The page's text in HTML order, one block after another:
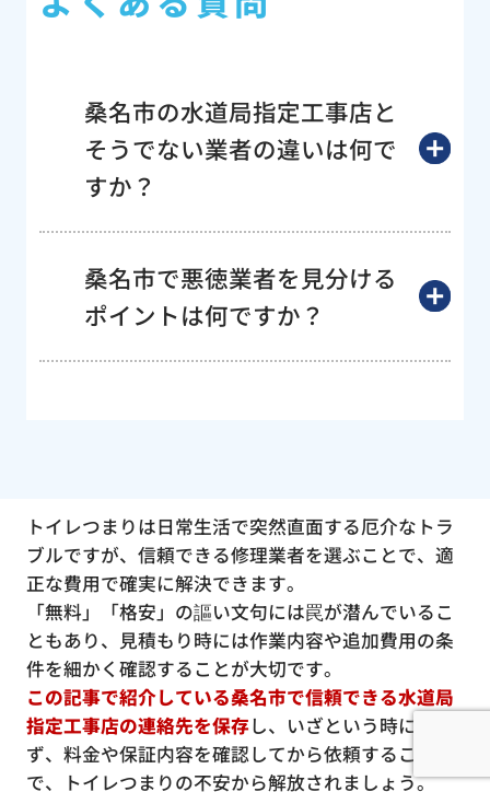
桑名市の水道局指定工事店と
そうでない業者の違いは何で
すか？
桑名市で悪徳業者を見分ける
ポイントは何ですか？
トイレつまりは日常生活で突然直面する厄介なトラ
ブルですが、信頼できる修理業者を選ぶことで、適
正な費用で確実に解決できます。
「無料」「格安」の謳い文句には罠が潜んでいるこ
ともあり、見積もり時には作業内容や追加費用の条
件を細かく確認することが大切です。
この記事で紹介している桑名市で信頼できる水道局
指定工事店の連絡先を保存し、いざという時に慌て
ず、料金や保証内容を確認してから依頼すること
で、トイレつまりの不安から解放されましょう。